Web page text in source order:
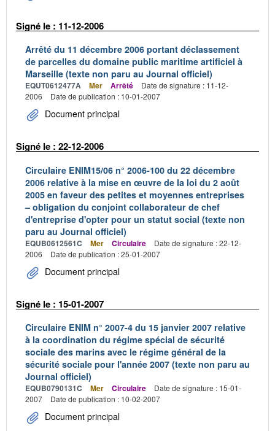
Signé le : 11-12-2006
Arrêté du 11 décembre 2006 portant déclassement
de parcelles du domaine public maritime artificiel à
Marseille (texte non paru au Journal officiel)
EQUT0612477A Mer Arrêté
Date de signature : 11-12-
2006
Date de publication : 10-01-2007
Document principal
Signé le : 22-12-2006
Circulaire ENIM15/06 n° 2006-100 du 22 décembre
2006 relative à la mise en œuvre de la loi du 2 août
2005 en faveur des petites et moyennes entreprises
– obligation du conjoint collaborateur de chef
d'entreprise d'opter pour un statut social (texte non
paru au Journal officiel)
EQUB0612561C Mer Circulaire
Date de signature : 22-12-
2006
Date de publication : 25-01-2007
Document principal
Signé le : 15-01-2007
Circulaire ENIM n° 2007-4 du 15 janvier 2007 relative
à la coordination du régime spécial de sécurité
sociale des marins avec le régime général de la
sécurité sociale pour l'année 2007 (texte non paru au
Journal officiel)
EQUB0790131C Mer Circulaire
Date de signature : 15-01-
2007
Date de publication : 10-02-2007
Document principal